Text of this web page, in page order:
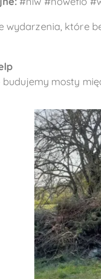
wydarzenia, które
budujemy mosty